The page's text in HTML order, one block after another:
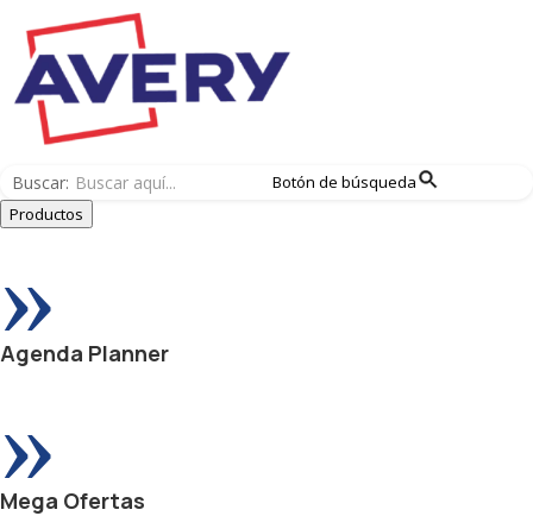
Buscar:
Botón de búsqueda
Productos
»
Agenda Planner
»
Mega Ofertas